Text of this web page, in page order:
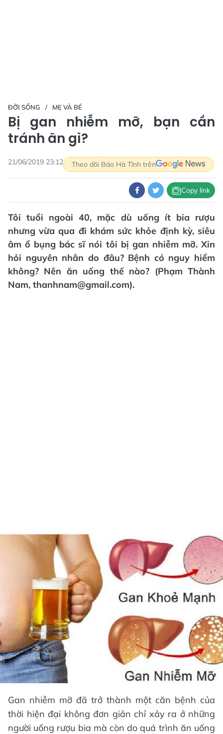
ĐỜI SỐNG MẸ VÀ BÉ
Bị gan nhiễm mỡ, bạn cần
tránh ăn gì?
21/06/2019 23:12 Theo dõi Báo Hà Tĩnh trên
Copy link
Tôi tuổi ngoài 40, mặc dù uống ít bia rượu
nhưng vừa qua đi khám sức khỏe định kỳ, siêu
âm ổ bụng bác sĩ nói tôi bị gan nhiễm mỡ. Xin
hỏi nguyên nhân do đâu? Bệnh có nguy hiểm
không? Nên ăn uống thế nào? (Phạm Thành
Nam, thanhnam@gmail.com).
Gan nhiễm mỡ đã trở thành một căn bệnh của
thời hiện đại không đơn giản chỉ xảy ra ở những
người uống rượu bia mà còn do quá trình ăn uống